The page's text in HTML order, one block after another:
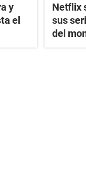
y
el
Netflix
sus
del